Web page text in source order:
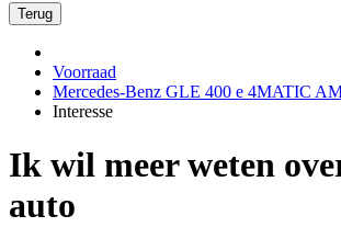
Terug
Voorraad
Mercedes-Benz GLE 400 e 4MATIC
Interesse
Ik wil meer weten
auto